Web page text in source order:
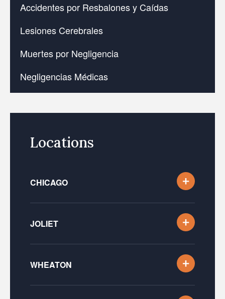
Accidentes por Resbalones y Caídas
Lesiones Cerebrales
Muertes por Negligencia
Negligencias Médicas
Locations
CHICAGO
JOLIET
WHEATON